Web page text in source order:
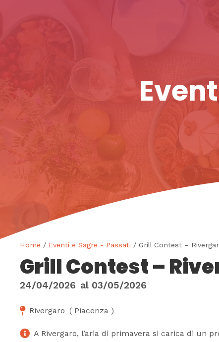
Home / Eventi e Sagre - Passati / Grill Contest –
Grill Contest –
24/04/2026 al 03/05/2026
Rivergaro ( Piacenza )
A Rivergaro, l’aria di primavera si carica di un